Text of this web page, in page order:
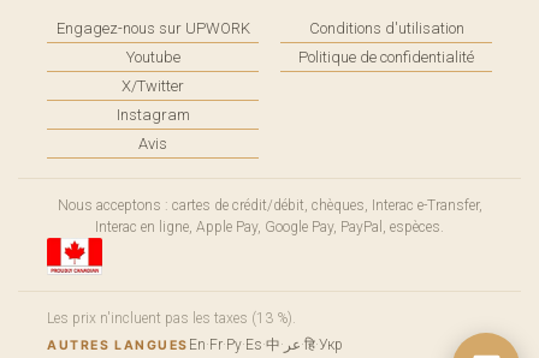
Engagez-nous sur UPWORK
Youtube
X/Twitter
Instagram
Avis
Conditions d'utilisation
Politique de confidentialité
Nous acceptons : cartes de crédit/débit, chèques, Interac e-Transfer,
Interac en ligne, Apple Pay, Google Pay, PayPal, espèces.
Les prix n'incluent pas les taxes (13 %).
AUTRES LANGUES En·Fr·Ру·Es·中· عر·हि·Укр